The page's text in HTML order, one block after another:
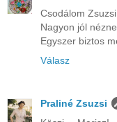
Csodálom
Nagyon jól
Egyszer biztos
Válasz
Praliné Zsuzsi